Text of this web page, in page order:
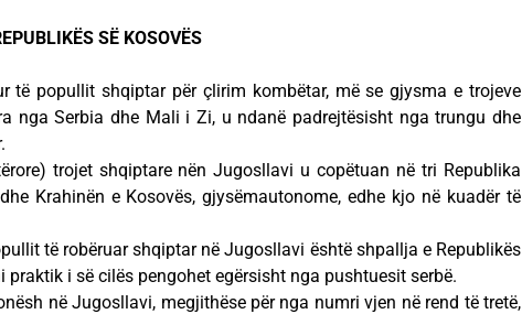
SË KOSOVËS
të popullit shqiptar për çlirim kombëtar, më se gjysma e trojeve
nga Serbia dhe Mali i Zi, u ndanë padrejtësisht nga trungu dhe
trojet shqiptare nën Jugosllavi u copëtuan në tri Republika
Krahinën e Kosovës, gjysëmautonome, edhe kjo në kuadër të
të robëruar shqiptar në Jugosllavi është shpallja e Republikës
praktik i së cilës pengohet egërsisht nga pushtuesit serbë.
në Jugosllavi, megjithëse për nga numri vjen në rend të tretë,